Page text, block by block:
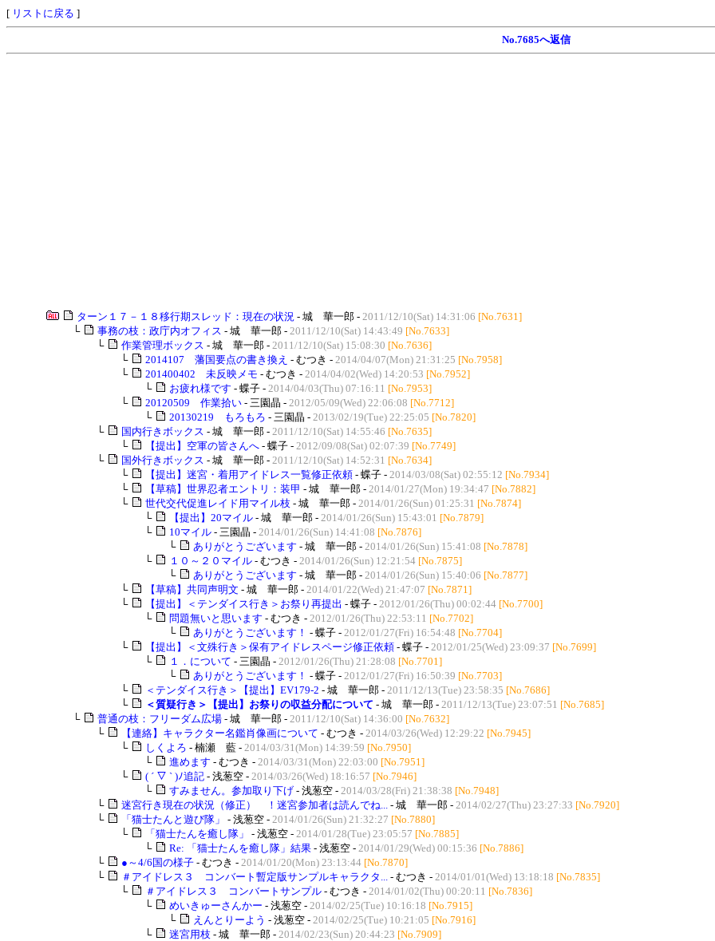
[ リストに戻る ]
No.7685へ返信
ターン１７－１８移行期スレッド：現在の状況 - 城 華一郎 - 2011/12/10(Sat) 14:31:06 [No.7631]
└
事務の枝：政庁内オフィス - 城 華一郎 - 2011/12/10(Sat) 14:43:49 [No.7633]
└
作業管理ボックス - 城 華一郎 - 2011/12/10(Sat) 15:08:30 [No.7636]
└
2014107 藩国要点の書き換え - むつき - 2014/04/07(Mon) 21:31:25 [No.7958]
└
201400402 未反映メモ - むつき - 2014/04/02(Wed) 14:20:53 [No.7952]
└
お疲れ様です - 蝶子 - 2014/04/03(Thu) 07:16:11 [No.7953]
└
20120509 作業拾い - 三園晶 - 2012/05/09(Wed) 22:06:08 [No.7712]
└
20130219 もろもろ - 三園晶 - 2013/02/19(Tue) 22:25:05 [No.7820]
└
国内行きボックス - 城 華一郎 - 2011/12/10(Sat) 14:55:46 [No.7635]
└
【提出】空軍の皆さんへ - 蝶子 - 2012/09/08(Sat) 02:07:39 [No.7749]
└
国外行きボックス - 城 華一郎 - 2011/12/10(Sat) 14:52:31 [No.7634]
└
【提出】迷宮・着用アイドレス一覧修正依頼 - 蝶子 - 2014/03/08(Sat) 02:55:12 [No.7934]
└
【草稿】世界忍者エントリ：装甲 - 城 華一郎 - 2014/01/27(Mon) 19:34:47 [No.7882]
└
世代交代促進レイド用マイル枝 - 城 華一郎 - 2014/01/26(Sun) 01:25:31 [No.7874]
└
【提出】20マイル - 城 華一郎 - 2014/01/26(Sun) 15:43:01 [No.7879]
└
10マイル - 三園晶 - 2014/01/26(Sun) 14:41:08 [No.7876]
└
ありがとうございます - 城 華一郎 - 2014/01/26(Sun) 15:41:08 [No.7878]
└
１０～２０マイル - むつき - 2014/01/26(Sun) 12:21:54 [No.7875]
└
ありがとうございます - 城 華一郎 - 2014/01/26(Sun) 15:40:06 [No.7877]
└
【草稿】共同声明文 - 城 華一郎 - 2014/01/22(Wed) 21:47:07 [No.7871]
└
【提出】＜テンダイス行き＞お祭り再提出 - 蝶子 - 2012/01/26(Thu) 00:02:44 [No.7700]
└
問題無いと思います - むつき - 2012/01/26(Thu) 22:53:11 [No.7702]
└
ありがとうございます！ - 蝶子 - 2012/01/27(Fri) 16:54:48 [No.7704]
└
【提出】＜文殊行き＞保有アイドレスページ修正依頼 - 蝶子 - 2012/01/25(Wed) 23:09:37 [No.7699]
└
１．について - 三園晶 - 2012/01/26(Thu) 21:28:08 [No.7701]
└
ありがとうございます！ - 蝶子 - 2012/01/27(Fri) 16:50:39 [No.7703]
└
＜テンダイス行き＞【提出】EV179-2 - 城 華一郎 - 2011/12/13(Tue) 23:58:35 [No.7686]
└
＜質疑行き＞【提出】お祭りの収益分配について - 城 華一郎 - 2011/12/13(Tue) 23:07:51 [No.7685]
└
普通の枝：フリーダム広場 - 城 華一郎 - 2011/12/10(Sat) 14:36:00 [No.7632]
└
【連絡】キャラクター名鑑肖像画について - むつき - 2014/03/26(Wed) 12:29:22 [No.7945]
└
しくよろ - 楠瀬 藍 - 2014/03/31(Mon) 14:39:59 [No.7950]
└
進めます - むつき - 2014/03/31(Mon) 22:03:00 [No.7951]
└
( ´ ▽ ` )ﾉ追記 - 浅葱空 - 2014/03/26(Wed) 18:16:57 [No.7946]
└
すみません。参加取り下げ - 浅葱空 - 2014/03/28(Fri) 21:38:38 [No.7948]
└
迷宮行き現在の状況（修正） ！迷宮参加者は読んでね... - 城 華一郎 - 2014/02/27(Thu) 23:27:33 [No.7920]
└
「猫士たんと遊び隊」 - 浅葱空 - 2014/01/26(Sun) 21:32:27 [No.7880]
└
「猫士たんを癒し隊」 - 浅葱空 - 2014/01/28(Tue) 23:05:57 [No.7885]
└
Re: 「猫士たんを癒し隊」結果 - 浅葱空 - 2014/01/29(Wed) 00:15:36 [No.7886]
└
●～4/6国の様子 - むつき - 2014/01/20(Mon) 23:13:44 [No.7870]
└
＃アイドレス３ コンバート暫定版サンプルキャラクタ... - むつき - 2014/01/01(Wed) 13:18:18 [No.7835]
└
＃アイドレス３ コンバートサンプル - むつき - 2014/01/02(Thu) 00:20:11 [No.7836]
└
めいきゅーさんかー - 浅葱空 - 2014/02/25(Tue) 10:16:18 [No.7915]
└
えんとりーよう - 浅葱空 - 2014/02/25(Tue) 10:21:05 [No.7916]
└
迷宮用枝 - 城 華一郎 - 2014/02/23(Sun) 20:44:23 [No.7909]